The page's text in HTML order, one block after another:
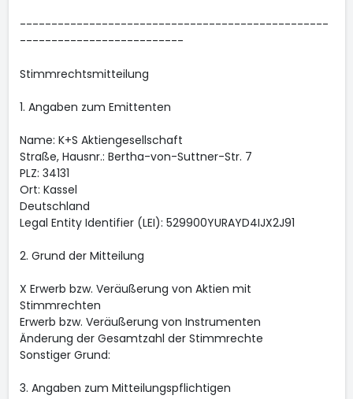
-------------------------------------------------
--------------------------
Stimmrechtsmitteilung
1. Angaben zum Emittenten
Name: K+S Aktiengesellschaft
Straße, Hausnr.: Bertha-von-Suttner-Str. 7
PLZ: 34131
Ort: Kassel
Deutschland
Legal Entity Identifier (LEI): 529900YURAYD4IJX2J91
2. Grund der Mitteilung
X Erwerb bzw. Veräußerung von Aktien mit
Stimmrechten
Erwerb bzw. Veräußerung von Instrumenten
Änderung der Gesamtzahl der Stimmrechte
Sonstiger Grund:
3. Angaben zum Mitteilungspflichtigen